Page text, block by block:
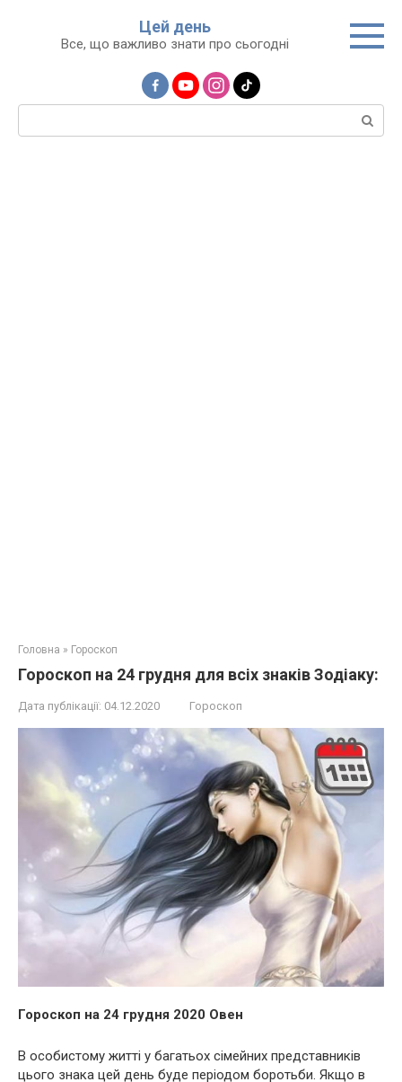
Цей день
Все, що важливо знати про сьогодні
Пошук:
Головна » Гороскоп
Гороскоп на 24 грудня для всіх знаків Зодіаку:
Дата публікації: 04.12.2020 Гороскоп
Гороскоп на 24 грудня 2020 Овен
В особистому житті у багатьох сімейних представників
цього знака цей день буде періодом боротьби. Якщо в